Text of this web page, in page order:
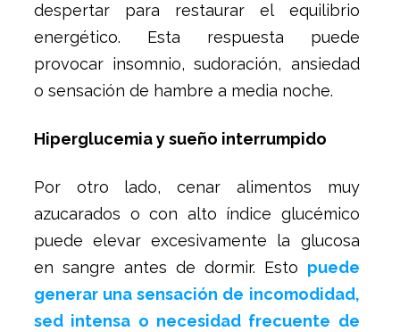
despertar para restaurar el equilibrio
energético. Esta respuesta puede
provocar insomnio, sudoración, ansiedad
o sensación de hambre a media noche.
Hiperglucemia y sueño interrumpido
Por otro lado, cenar alimentos muy
azucarados o con alto índice glucémico
puede elevar excesivamente la glucosa
en sangre antes de dormir. Esto puede
generar una sensación de incomodidad,
sed intensa o necesidad frecuente de